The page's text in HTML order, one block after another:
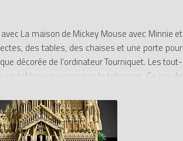
La maison de Mickey Mouse avec Minnie et
des tables, des chaises et une porte pour
décorée de l’ordinateur Tourniquet. Les tout-
tableau ou jouer sur le toboggan. Ce jeu de
ce jeu de construction Disney, les enfants
invite les tout-petits à prendre soin des autres
pour des jeux pleins d'activités avec le jeu de